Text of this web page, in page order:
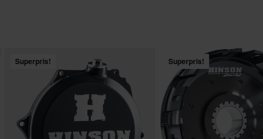
Superpris! Superpris!